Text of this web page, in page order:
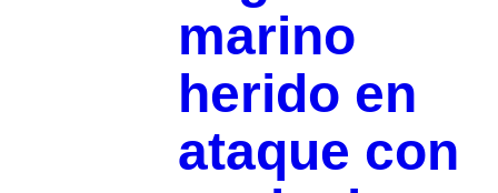
marino
herido en
ataque con